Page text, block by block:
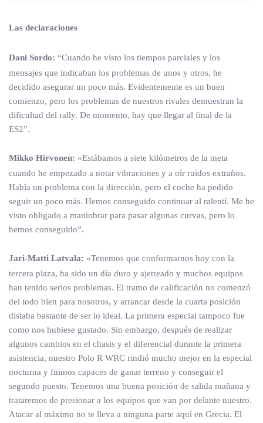
Las declaraciones
Dani Sordo: “Cuando he visto los tiempos parciales y los
mensajes que indicaban los problemas de unos y otros, he
decidido asegurar un poco más. Evidentemente es un buen
comienzo, pero los problemas de nuestros rivales demuestran la
dificultad del rally. De momento, hay que llegar al final de la
ES2”.
Mikko Hirvonen: «Estábamos a siete kilómetros de la meta
cuando he empezado a notar vibraciones y a oír ruidos extraños.
Había un problema con la dirección, pero el coche ha pedido
seguir un poco más. Hemos conseguido continuar al ralentí. Me he
visto obligado a maniobrar para pasar algunas curvas, pero lo
hemos conseguido”.
Jari-Matti Latvala: «Tenemos que conformarnos hoy con la
tercera plaza, ha sido un día duro y ajetreado y muchos equipos
han tenido serios problemas. El tramo de calificación no comenzó
del todo bien para nosotros, y arrancar desde la cuarta posición
distaba bastante de ser lo ideal. La primera especial tampoco fue
como nos hubiese gustado. Sin embargo, después de realizar
algunos cambios en el chasis y el diferencial durante la primera
asistencia, nuestro Polo R WRC rindió mucho mejor en la especial
nocturna y fuimos capaces de ganar terreno y conseguir el
segundo puesto. Tenemos una buena posición de salida mañana y
trataremos de presionar a los equipos que van por delante nuestro.
Atacar al máximo no te lleva a ninguna parte aquí en Grecia. El